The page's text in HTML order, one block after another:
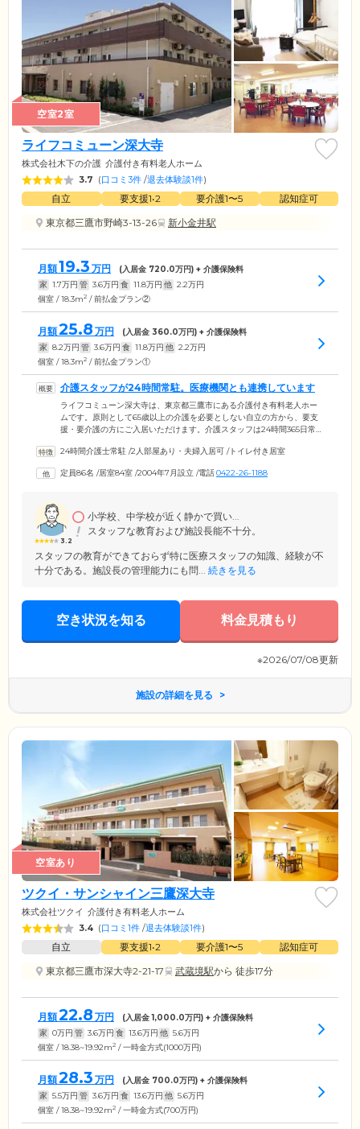
空室2室
ライフコミューン深大寺
株式会社木下の介護 介護付き有料老人ホーム
3.7 (口コミ3件 /退去体験談1件)
自立 要支援1•2 要介護1〜5
認知症可
東京都三鷹市野崎3-13-26
新小金井駅
月額19.3 万円 (入居金 720.0万円) + 介護保険料
家 1.7万円 管 3.6万円 食 11.8万円 他 2.2万円
個室 / 18.3m2 / 前払金プラン②
月額25.8 万円 (入居金 360.0万円) + 介護保険料
家 8.2万円 管 3.6万円 食 11.8万円 他 2.2万円
個室 / 18.3m2 / 前払金プラン①
介護スタッフが24時間常駐。医療機関とも連携しています
ライフコミューン深大寺は、東京都三鷹市にある介護付き有料老人ホー
ムです。原則として65歳以上の介護を必要としない自立の方から、要支
援・要介護の方にご入居いただけます。介護スタッフは24時間365日常
トします。また、複数の医療機関と協力関係にあり、定期的な往診や訪
とも連携しているので、緊急時もご安心ください。看護師は、ご入居者
24時間介護士常駐 /2人部屋あり・夫婦入居可 /トイレ付き居室
定員86名 /居室84室 /2004年7月設立 /電話0422-26-1188
3.2
小学校、中学校が近く静かで買い...
スタッフな教育および施設長能不十分。
スタッフの教育ができておらず特に医療スタッフの知識、経験が不
十分である。施設長の管理能力にも問... 続きを見る
空き状況を知る 料金見積もり
※2026/07/08更新
施設の詳細を見る
空室あり
ツクイ・サンシャイン三鷹深大寺
株式会社ツクイ 介護付き有料老人ホーム
3.4 (口コミ1件 /退去体験談1件)
自立 要支援1•2 要介護1〜5
認知症可
東京都三鷹市深大寺2-21-17
武蔵境駅から 徒歩17分
月額22.8 万円 (入居金1,000.0万円) + 介護保険料
家 0万円 管 3.6万円 食 13.6万円 他 5.6万円
個室 / 18.38~19.92m2 / 一時金方式(1000万円)
月額28.3 万円 (入居金 700.0万円) + 介護保険料
家 5.5万円 管 3.6万円 食 13.6万円 他 5.6万円
個室 / 18.38~19.92m2 / 一時金方式(700万円)